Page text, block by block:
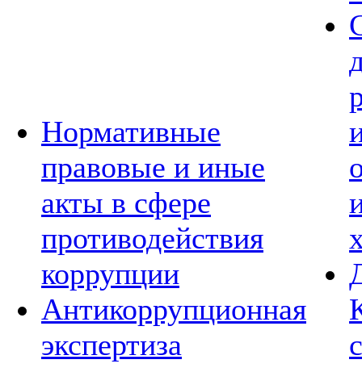
Нормативные
правовые и иные
акты в сфере
противодействия
коррупции
Антикоррупционная
экспертиза